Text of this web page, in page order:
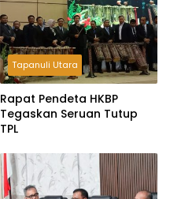
Tapanuli Utara
Rapat Pendeta HKBP
Tegaskan Seruan Tutup
TPL